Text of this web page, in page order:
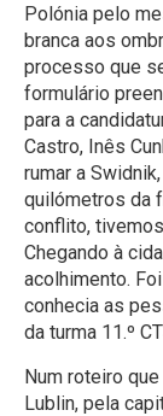
Polónia pelo
branca aos
processo que
formulário
para a
Castro, Inês
rumar a
quilómetros da
conflito,
Chegando à
acolhimento.
conhecia as
da turma 11.º
Num roteiro
Lublin, pela